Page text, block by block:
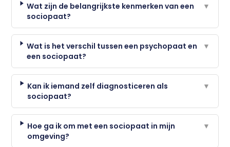
Wat zijn de belangrijkste kenmerken van een
sociopaat?
▼
Wat is het verschil tussen een psychopaat en
een sociopaat?
▼
Kan ik iemand zelf diagnosticeren als
sociopaat?
▼
Hoe ga ik om met een sociopaat in mijn
omgeving?
▼